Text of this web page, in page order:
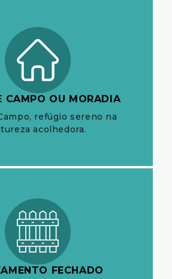
CAMPO OU MORADIA
refúgio sereno na
acolhedora.
FECHADO